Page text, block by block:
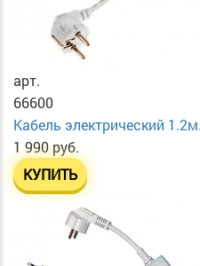
арт.
66600
Кабель электрический
1 990 руб.
КУПИТЬ